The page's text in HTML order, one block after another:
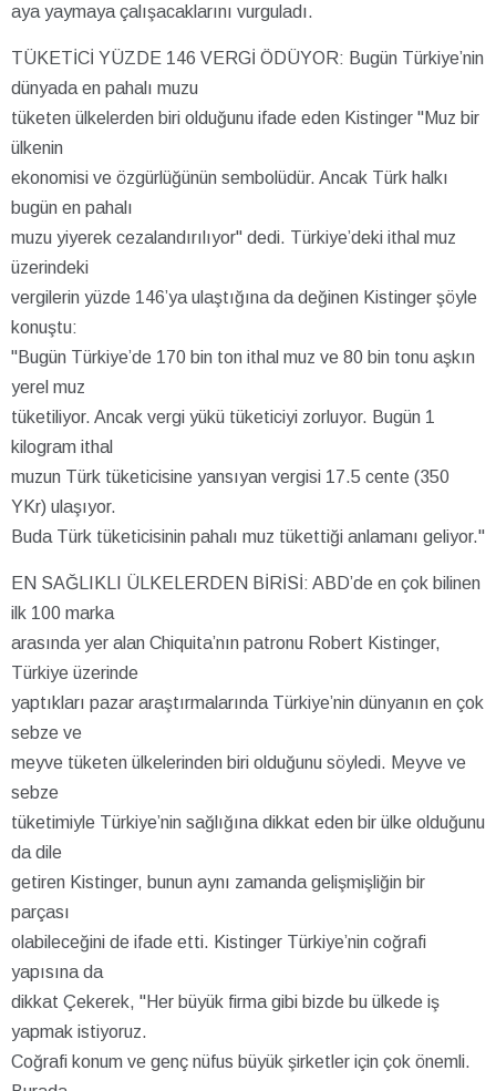
aya yaymaya çalışacaklarını vurguladı.
TÜKETİCİ YÜZDE 146 VERGİ ÖDÜYOR: Bugün Türkiye’nin
dünyada en pahalı muzu
tüketen ülkelerden biri olduğunu ifade eden Kistinger "Muz bir
ülkenin
ekonomisi ve özgürlüğünün sembolüdür. Ancak Türk halkı
bugün en pahalı
muzu yiyerek cezalandırılıyor" dedi. Türkiye’deki ithal muz
üzerindeki
vergilerin yüzde 146’ya ulaştığına da değinen Kistinger şöyle
konuştu:
"Bugün Türkiye’de 170 bin ton ithal muz ve 80 bin tonu aşkın
yerel muz
tüketiliyor. Ancak vergi yükü tüketiciyi zorluyor. Bugün 1
kilogram ithal
muzun Türk tüketicisine yansıyan vergisi 17.5 cente (350
YKr) ulaşıyor.
Buda Türk tüketicisinin pahalı muz tükettiği anlamanı geliyor."
EN SAĞLIKLI ÜLKELERDEN BİRİSİ: ABD’de en çok bilinen
ilk 100 marka
arasında yer alan Chiquita’nın patronu Robert Kistinger,
Türkiye üzerinde
yaptıkları pazar araştırmalarında Türkiye’nin dünyanın en çok
sebze ve
meyve tüketen ülkelerinden biri olduğunu söyledi. Meyve ve
sebze
tüketimiyle Türkiye’nin sağlığına dikkat eden bir ülke olduğunu
da dile
getiren Kistinger, bunun aynı zamanda gelişmişliğin bir
parçası
olabileceğini de ifade etti. Kistinger Türkiye’nin coğrafi
yapısına da
dikkat Çekerek, "Her büyük firma gibi bizde bu ülkede iş
yapmak istiyoruz.
Coğrafi konum ve genç nüfus büyük şirketler için çok önemli.